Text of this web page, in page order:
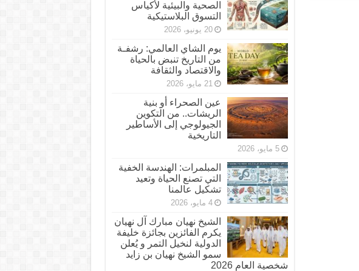
الصحية والبيئية لأكياس
التسوق البلاستيكية
20 يونيو، 2026
يوم الشاي العالمي: رشفـة
من التاريخ تنبض بالحياة
والاقتصاد والثقافة
21 مايو، 2026
عين الصحراء أو بنية
الريشات.. من التكوين
الجيولوجي إلى الأساطير
التاريخية
5 مايو، 2026
المبلمرات: الهندسة الخفية
التي تصنع الحياة وتعيد
تشكيل عالمنا
4 مايو، 2026
الشيخ نهيان مبارك آل نهيان
يكرم الفائزين بجائزة خليفة
الدولية لنخيل التمر و يُعلن
سمو الشيخ نهيان بن زايد
شخصية العام 2026